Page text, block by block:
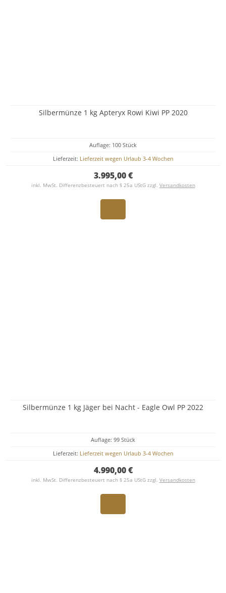
Silbermünze 1 kg Apteryx Rowi Kiwi PP 2020
Auflage: 100 Stück
Lieferzeit: Lieferzeit wegen Urlaub 3-4 Wochen
3.995,00 €
inkl. MwSt. Differenzbesteuert nach § 25a UStG zzgl. Versandkosten
Silbermünze 1 kg Jäger bei Nacht - Eagle Owl PP 2022
Auflage: 99 Stück
Lieferzeit: Lieferzeit wegen Urlaub 3-4 Wochen
4.990,00 €
inkl. MwSt. Differenzbesteuert nach § 25a UStG zzgl. Versandkosten